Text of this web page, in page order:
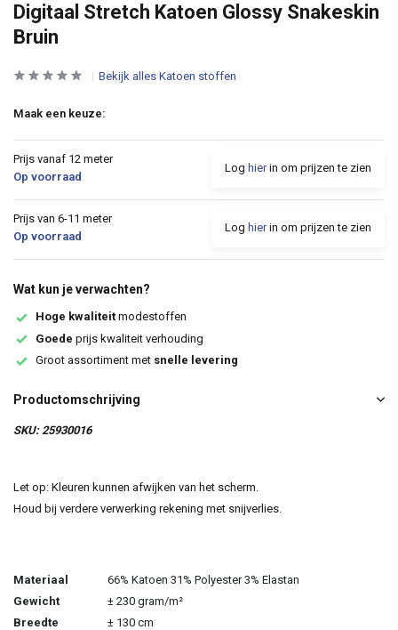
Digitaal Stretch Katoen Glossy Snakeskin
Bruin
Bekijk alles Katoen stoffen
Maak een keuze:
Prijs vanaf 12 meter
Op voorraad
Log hierin om prijzen te zien
Prijs van 6-11 meter
Op voorraad
Log hierin om prijzen te zien
Wat kun je verwachten?
Hoge kwaliteit modestoffen
Goede prijs kwaliteit verhouding
Groot assortiment met snelle levering
Productomschrijving
SKU: 25930016
Let op: Kleuren kunnen afwijken van het scherm.
Houd bij verdere verwerking rekening met snijverlies.
Materiaal
66% Katoen 31% Polyester 3% Elastan
Gewicht
± 230 gram/m²
Breedte
± 130 cm